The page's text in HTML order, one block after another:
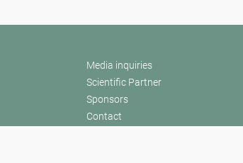
Media inquiries
Scientific Partner
Sponsors
Contact